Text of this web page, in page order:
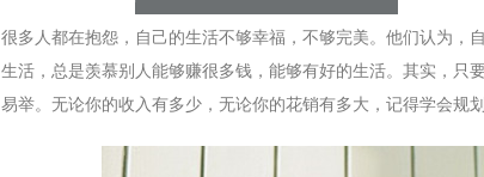
很多人都在抱怨，自己的生活不够幸福，不够完美。他们认为，
生活，总是羡慕别人能够赚很多钱，能够有好的生活。其实，只
易举。无论你的收入有多少，无论你的花销有多大，记得学会规